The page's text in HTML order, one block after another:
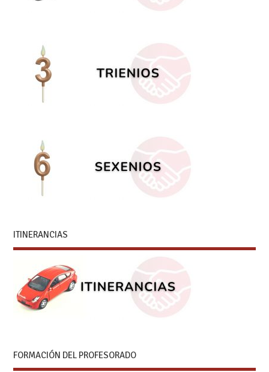
ITINERANCIAS
FORMACIÓN DEL PROFESORADO